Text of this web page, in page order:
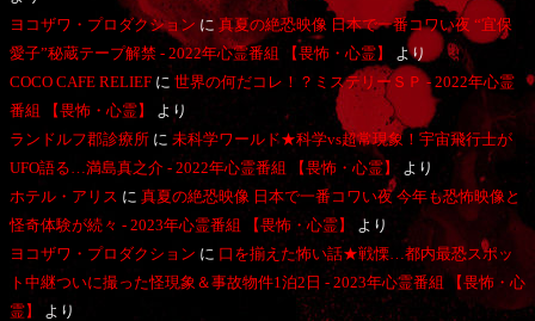
ヨコザワ・プロダクション に真夏の絶恐映像 日本で一番コワい夜 “宜保
愛子”秘蔵テープ解禁 - 2022年心霊番組 【畏怖・心霊】
より
COCO CAFE RELIEF に 世界の何だコレ！？ミステリーＳＰ - 2022年心霊
番組 【畏怖・心霊】
より
ランドルフ郡診療所 に 未科学ワールド★科学vs超常現象！宇宙飛行士が
UFO語る…満島真之介 - 2022年心霊番組 【畏怖・心霊】
より
ホテル・アリス に 真夏の絶恐映像 日本で一番コワい夜 今年も恐怖映像と
怪奇体験が続々 - 2023年心霊番組 【畏怖・心霊】
より
ヨコザワ・プロダクション に 口を揃えた怖い話★戦慄…都内最恐スポッ
ト中継ついに撮った怪現象＆事故物件1泊2日 - 2023年心霊番組 【畏怖・心
霊】
より